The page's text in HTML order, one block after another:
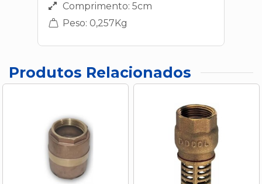
Comprimento: 5cm
Peso: 0,257Kg
Produtos Relacionados